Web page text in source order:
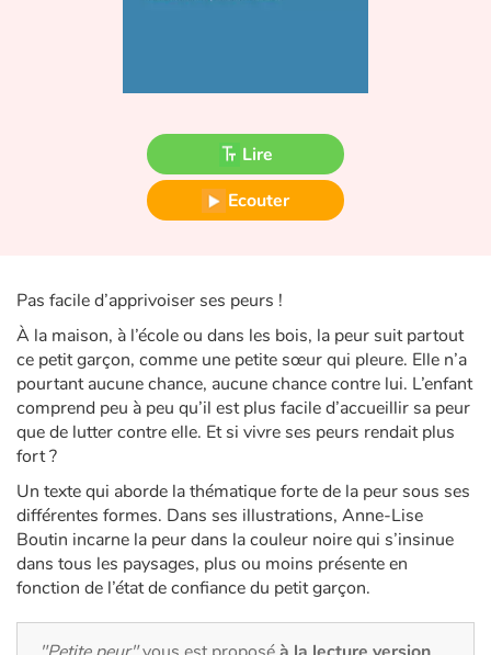
Écologie, nature, saisons
Voyage, épopée, enquête, aventure
Autour du monde
Apprentissage
Art, espace, activité
Documentaires
Lire
Ecouter
Pas facile d’apprivoiser ses peurs !
À la maison, à l’école ou dans les bois, la peur suit partout
ce petit garçon, comme une petite sœur qui pleure. Elle n’a
pourtant aucune chance, aucune chance contre lui. L’enfant
comprend peu à peu qu’il est plus facile d’accueillir sa peur
que de lutter contre elle. Et si vivre ses peurs rendait plus
fort ?
Un texte qui aborde la thématique forte de la peur sous ses
différentes formes. Dans ses illustrations, Anne-Lise
Boutin incarne la peur dans la couleur noire qui s’insinue
dans tous les paysages, plus ou moins présente en
fonction de l’état de confiance du petit garçon.